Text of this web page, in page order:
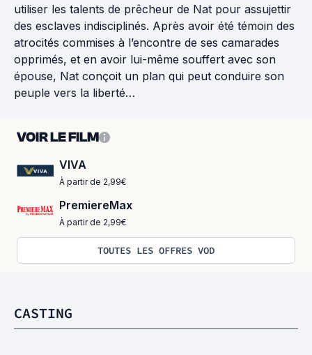
utiliser les talents de prêcheur de Nat pour assujettir
des esclaves indisciplinés. Après avoir été témoin des
atrocités commises à l’encontre de ses camarades
opprimés, et en avoir lui-même souffert avec son
épouse, Nat conçoit un plan qui peut conduire son
peuple vers la liberté…
VOIR LE FILM
VIVA
À partir de 2,99€
PremiereMax
À partir de 2,99€
TOUTES LES OFFRES VOD
CASTING